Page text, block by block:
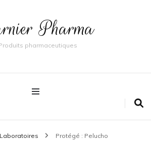
Pharma
pharmaceutiques
Protégé : Pelucho